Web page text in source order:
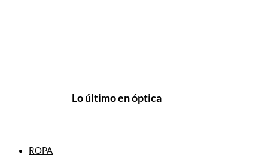
Lo último en óptica
ROPA